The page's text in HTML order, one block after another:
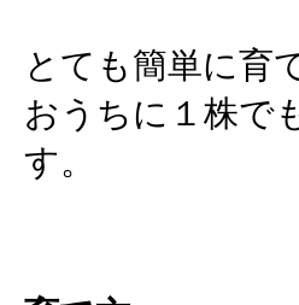
とても簡単に育
おうちに１株で
す。